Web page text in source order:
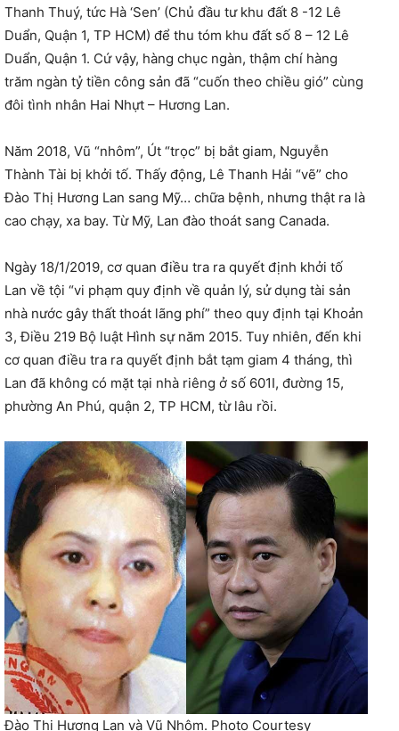
Thanh Thuý, tức Hà ‘Sen’ (Chủ đầu tư khu đất 8 -12 Lê
Duẩn, Quận 1, TP HCM) để thu tóm khu đất số 8 – 12 Lê
Duẩn, Quận 1. Cứ vậy, hàng chục ngàn, thậm chí hàng
trăm ngàn tỷ tiền công sản đã “cuốn theo chiều gió” cùng
đôi tình nhân Hai Nhựt – Hương Lan.
Năm 2018, Vũ “nhôm”, Út “trọc” bị bắt giam, Nguyễn
Thành Tài bị khởi tố. Thấy động, Lê Thanh Hải “vẽ” cho
Đào Thị Hương Lan sang Mỹ… chữa bệnh, nhưng thật ra là
cao chạy, xa bay. Từ Mỹ, Lan đào thoát sang Canada.
Ngày 18/1/2019, cơ quan điều tra ra quyết định khởi tố
Lan về tội “vi phạm quy định về quản lý, sử dụng tài sản
nhà nước gây thất thoát lãng phí” theo quy định tại Khoản
3, Điều 219 Bộ luật Hình sự năm 2015. Tuy nhiên, đến khi
cơ quan điều tra ra quyết định bắt tạm giam 4 tháng, thì
Lan đã không có mặt tại nhà riêng ở số 601I, đường 15,
phường An Phú, quận 2, TP HCM, từ lâu rồi.
Đào Thị Hương Lan và Vũ Nhôm. Photo Courtesy